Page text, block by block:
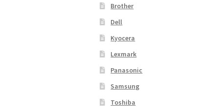
Brother
Dell
Kyocera
Lexmark
Panasonic
Samsung
Toshiba